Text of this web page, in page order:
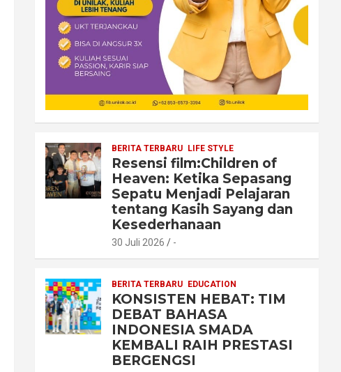
BERITA TERBARU LIFE STYLE
Resensi film:Children of
Heaven: Ketika Sepasang
Sepatu Menjadi Pelajaran
tentang Kasih Sayang dan
Kesederhanaan
30 Juli 2026 -
BERITA TERBARU EDUCATION
KONSISTEN HEBAT: TIM
DEBAT BAHASA
INDONESIA SMADA
KEMBALI RAIH PRESTASI
BERGENGSI